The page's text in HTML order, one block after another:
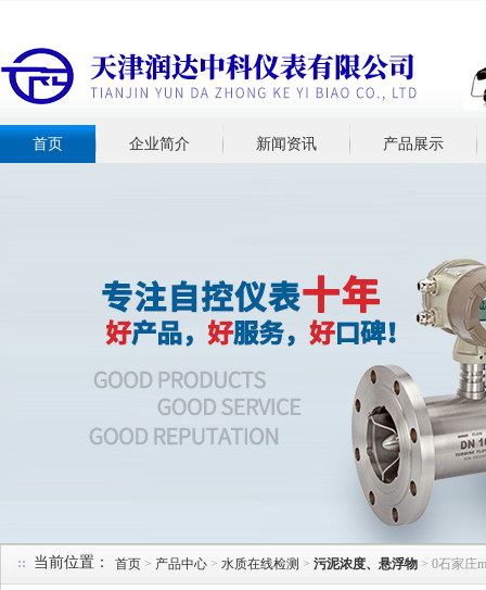
首页 企业简介 新闻资讯 产品展示
当前位置： 首页 > 产品中心 > 水质在线检测 > 污泥浓度、悬浮物 > 0石家庄